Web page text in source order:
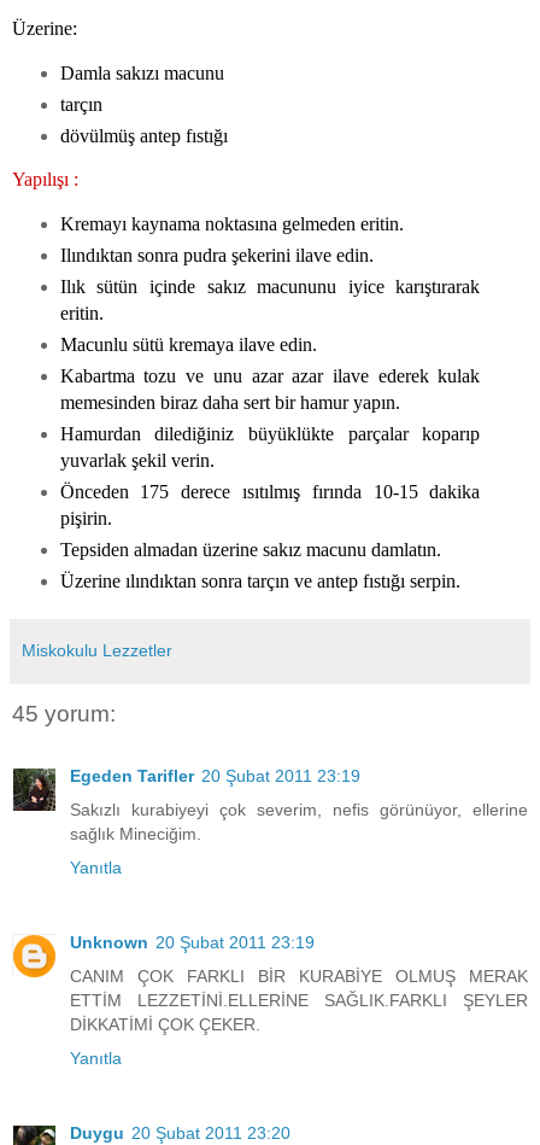
Üzerine:
Damla sakızı macunu
tarçın
dövülmüş antep fıstığı
Yapılışı :
Kremayı kaynama noktasına gelmeden eritin.
Ilındıktan sonra pudra şekerini ilave edin.
Ilık sütün içinde sakız macununu iyice karıştırarak
eritin.
Macunlu sütü kremaya ilave edin.
Kabartma tozu ve unu azar azar ilave ederek kulak
memesinden biraz daha sert bir hamur yapın.
Hamurdan dilediğiniz büyüklükte parçalar koparıp
yuvarlak şekil verin.
Önceden 175 derece ısıtılmış fırında 10-15 dakika
pişirin.
Tepsiden almadan üzerine sakız macunu damlatın.
Üzerine ılındıktan sonra tarçın ve antep fıstığı serpin.
Miskokulu Lezzetler
45 yorum:
Egeden Tarifler 20 Şubat 2011 23:19
Sakızlı kurabiyeyi çok severim, nefis görünüyor, ellerine
sağlık Mineciğim.
Yanıtla
Unknown 20 Şubat 2011 23:19
CANIM ÇOK FARKLI BİR KURABİYE OLMUŞ MERAK
ETTİM LEZZETİNİ.ELLERİNE SAĞLIK.FARKLI ŞEYLER
DİKKATİMİ ÇOK ÇEKER.
Yanıtla
Duygu 20 Şubat 2011 23:20